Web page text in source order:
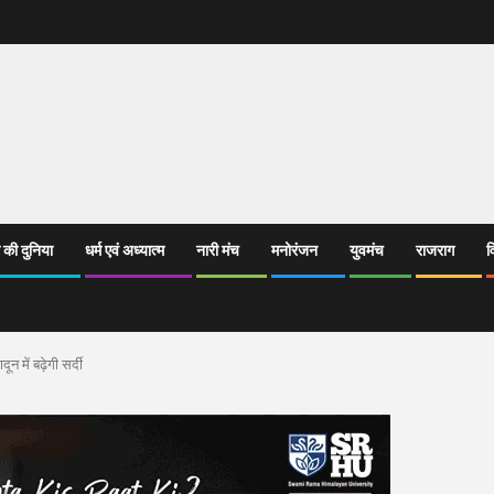
दुनिया धर्म एवं अध्यात्म नारी मंच मनोरंजन युवमंच राजराग
में बढ़ेगी सर्दी